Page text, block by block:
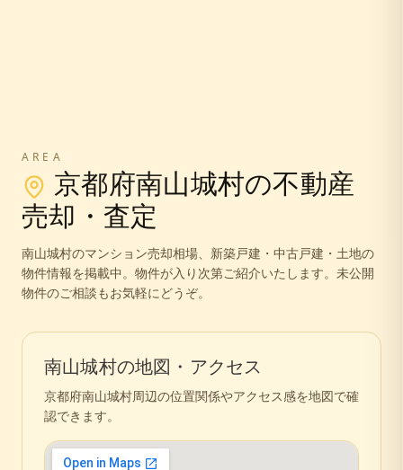
AREA
京都府南山城村の不動産
売却・査定
南山城村のマンション売却相場、新築戸建・中古戸建・土地の
物件情報を掲載中。 物件が入り次第ご紹介いたします。未公開
物件のご相談もお気軽にどうぞ。
南山城村の地図・アクセス
京都府南山城村周辺の位置関係やアクセス感を地図で確
認できます。